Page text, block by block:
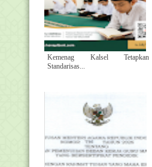
Kemenag Kalsel Tetapkan
Standarisas...